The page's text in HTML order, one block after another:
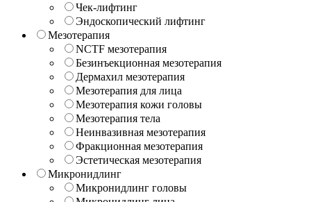
Чек-лифтинг
Эндоскопический лифтинг
Мезотерапия
NCTF мезотерапия
Безинъекционная мезотерапия
Дермахил мезотерапия
Мезотерапия для лица
Мезотерапия кожи головы
Мезотерапия тела
Неинвазивная мезотерапия
Фракционная мезотерапия
Эстетическая мезотерапия
Микронидлинг
Микронидлинг головы